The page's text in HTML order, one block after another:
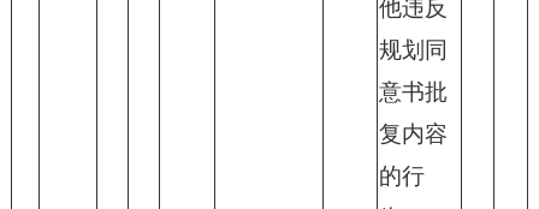
他违反
规划同
意书批
复内容
的行